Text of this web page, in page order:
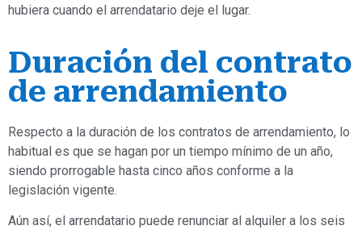
hubiera cuando el arrendatario deje el lugar.
Duración del contrato
de arrendamiento
Respecto a la duración de los contratos de arrendamiento, lo
habitual es que se hagan por un tiempo mínimo de un año,
siendo prorrogable hasta cinco años conforme a la
legislación vigente.
Aún así, el arrendatario puede renunciar al alquiler a los seis